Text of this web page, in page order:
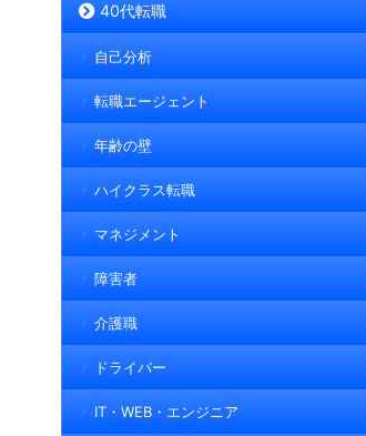
40代転職
自己分析
転職エージェント
年齢の壁
ハイクラス転職
マネジメント
障害者
介護職
ドライバー
IT・WEB・エンジニア